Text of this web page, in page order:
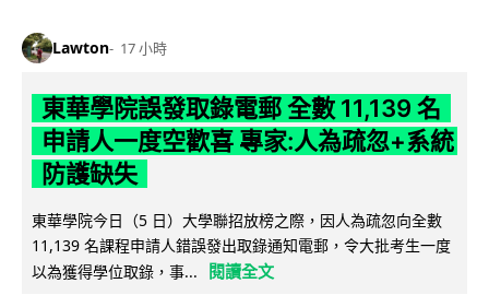
Lawton 17 小時
東華學院誤發取錄電郵 全數 11,139 名
申請人一度空歡喜 專家:人為疏忽+系統
防護缺失
東華學院今日（5 日）大學聯招放榜之際，因人為疏忽向全數
11,139 名課程申請人錯誤發出取錄通知電郵，令大批考生一度
以為獲得學位取錄，事...
閱讀全文